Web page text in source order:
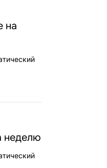
на
неделю